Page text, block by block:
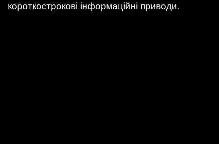
короткострокові інформаційні приводи.